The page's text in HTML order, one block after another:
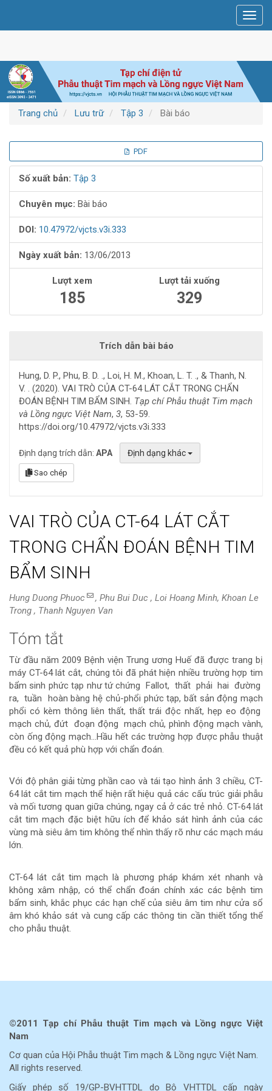
chính
chính
Thanh
bên
Trang chủ Lưu trữ Tập 3 Bài báo
bên
bài
viết
PDF
Số xuất bản: Tập 3
Chuyên mục: Bài báo
DOI: 10.47972/vjcts.v3i.333
Ngày xuất bản: 13/06/2013
Lượt xem
185
Lượt tải xuống
329
Trích dẫn bài báo
Hung, D. P., Phu, B. D. ., Loi, H. M., Khoan, L. T. ., & Thanh, N.
V. . (2020). VAI TRÒ CỦA CT-64 LÁT CẮT TRONG CHẨN
ĐOÁN BỆNH TIM BẨM SINH. Tạp chí Phẫu thuật Tim mạch
và Lồng ngực Việt Nam, 3, 53-59.
https://doi.org/10.47972/vjcts.v3i.333
Định dạng trích dẫn: APA Định dạng khác
Sao chép
VAI TRÒ CỦA CT-64 LÁT CẮT
TRONG CHẨN ĐOÁN BỆNH TIM
BẨM SINH
Hung Duong Phuoc
, Phu Bui Duc , Loi Hoang Minh, Khoan Le
Trong , Thanh Nguyen Van
Nội
dung
chính
của
bài
Tóm tắt
Từ đầu năm 2009 Bệnh viện Trung ương Huế đã được trang bị
máy CT-64 lát cắt, chúng tôi đã phát hiện nhiều trường hợp tim
bẩm sinh phức tạp như tứ chứng Fallot, thất phải hai đường
ra, tuần hoàn bàng hệ chủ-phổi phức tạp, bất sản động mạch
phổi có kèm thông liên thất, thất trái độc nhất, hẹp eo động
mạch chủ, đứt đoạn động mạch chủ, phình động mạch vành,
còn ống động mạch…Hầu hết các trường hợp được phẫu thuật
đều có kết quả phù hợp với chẩn đoán.
Với độ phân giải từng phần cao và tái tạo hình ảnh 3 chiều, CT-
64 lát cắt tim mạch thể hiện rất hiệu quả các cấu trúc giải phẫu
và mối tương quan giữa chúng, ngay cả ở các trẻ nhỏ. CT-64 lát
cắt tim mạch đặc biệt hữu ích để khảo sát hình ảnh của các
vùng mà siêu âm tim không thể nhìn thấy rõ như các mạch máu
lớn.
CT-64 lát cắt tim mạch là phương pháp khám xét nhanh và
không xâm nhập, có thể chẩn đoán chính xác các bệnh tim
bẩm sinh, khắc phục các hạn chế của siêu âm tim như cửa sổ
âm khó khảo sát và cung cấp các thông tin cần thiết tổng thể
cho phẫu thuật.
tiết
viết
©2011 Tạp chí Phẫu thuật Tim mạch và Lồng ngực Việt
Nam
Cơ quan của Hội Phẫu thuật Tim mạch & Lồng ngực Việt Nam.
All rights reserved.
Giấy phép số 19/GP-BVHTTDL do Bộ VHTTDL cấp ngày